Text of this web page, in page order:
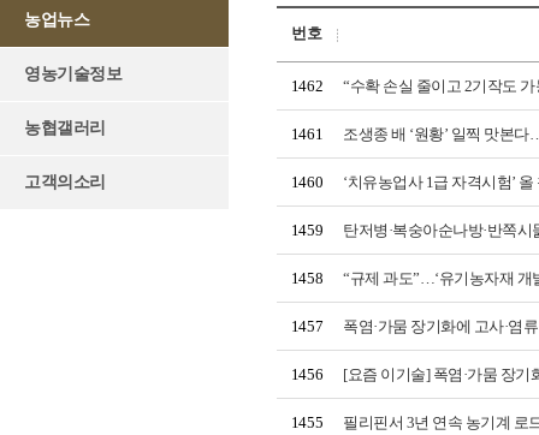
농업뉴스
영농기술정보
농협갤러리
고객의소리
번호
1462 “수확 손실 줄이고 2기작도
1461 조생종 배 ‘원황’ 일찍 맛본
1460 ‘치유농업사 1급 자격시험’ 올
1459 탄저병·복숭아순나방·반쪽
1458 “규제 과도”…‘유기농자재 개
1457 폭염·가뭄 장기화에 고사·염
1456 [요즘 이기술] 폭염·가뭄 장
1455 필리핀서 3년 연속 농기계 로